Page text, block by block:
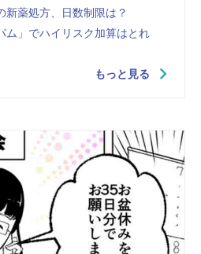
新薬処方、日数制限は？
ム」でハイリスク加算はとれ
もっと見る